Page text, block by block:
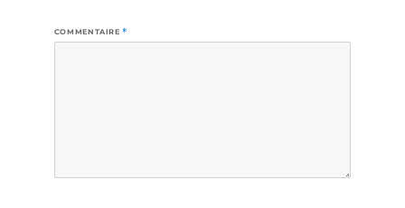
COMMENTAIRE*